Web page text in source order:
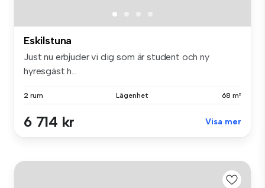
Eskilstuna
Just nu erbjuder vi dig som är student och ny
hyresgäst h...
2 rum Lägenhet 68 m²
6 714 kr Visa mer